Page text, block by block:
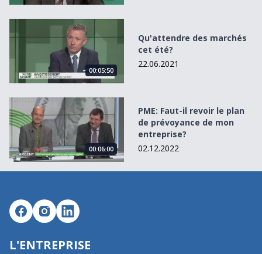
Qu&#039;attendre des marchés cet été?
00:05:50
Qu'attendre des marchés
cet été?
22.06.2021
PME: Faut-il revoir le plan de prévoyance de mon
00:06:00
PME: Faut-il revoir le plan
de prévoyance de mon
entreprise?
02.12.2022
L'ENTREPRISE